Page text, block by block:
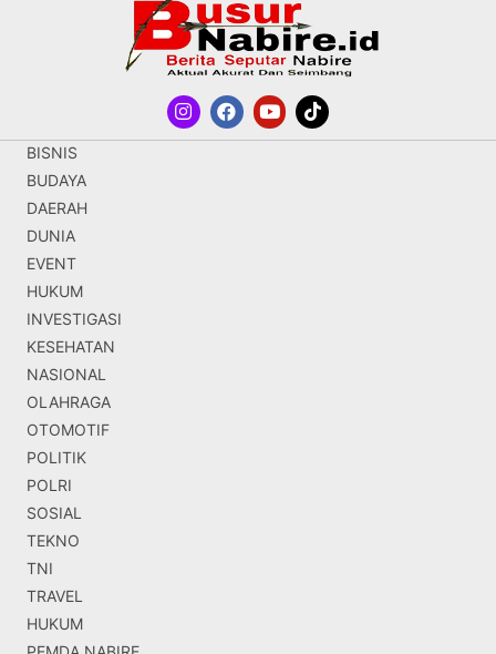
BISNIS
BUDAYA
DAERAH
DUNIA
EVENT
HUKUM
INVESTIGASI
KESEHATAN
NASIONAL
OLAHRAGA
OTOMOTIF
POLITIK
POLRI
SOSIAL
TEKNO
TNI
TRAVEL
HUKUM